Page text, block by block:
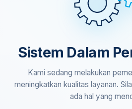
Sistem Dalam
Kami sedang melakukan
meningkatkan kualitas layanan.
ada hal yang